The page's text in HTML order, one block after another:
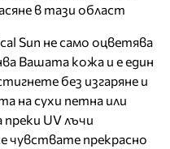
в тази област
Sun не само оцветява
Вашата кожа и е един
без изгаряне и
на сухи петна или
преки UV лъчи
чувствате прекрасно